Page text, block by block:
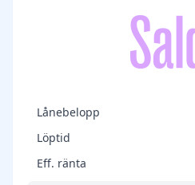
Lånebelopp
Löptid
Eff. ränta